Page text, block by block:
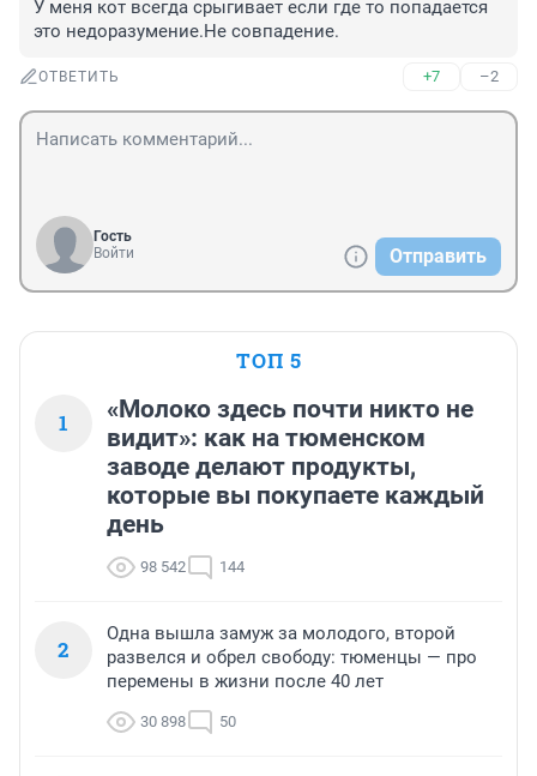
У меня кот всегда срыгивает если где то попадается
это недоразумение.Не совпадение.
ОТВЕТИТЬ +7 –2
Гость
Войти
Отправить
ТОП 5
1
«Молоко здесь почти никто не
видит»: как на тюменском
заводе делают продукты,
которые вы покупаете каждый
день
98 542 144
2
Одна вышла замуж за молодого, второй
развелся и обрел свободу: тюменцы — про
перемены в жизни после 40 лет
30 898 50